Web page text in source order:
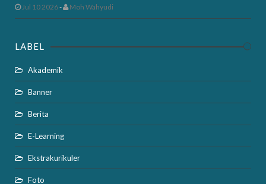
Jul 10 2026- Moh Wahyudi
LABEL
Akademik
Banner
Berita
E-Learning
Ekstrakurikuler
Foto